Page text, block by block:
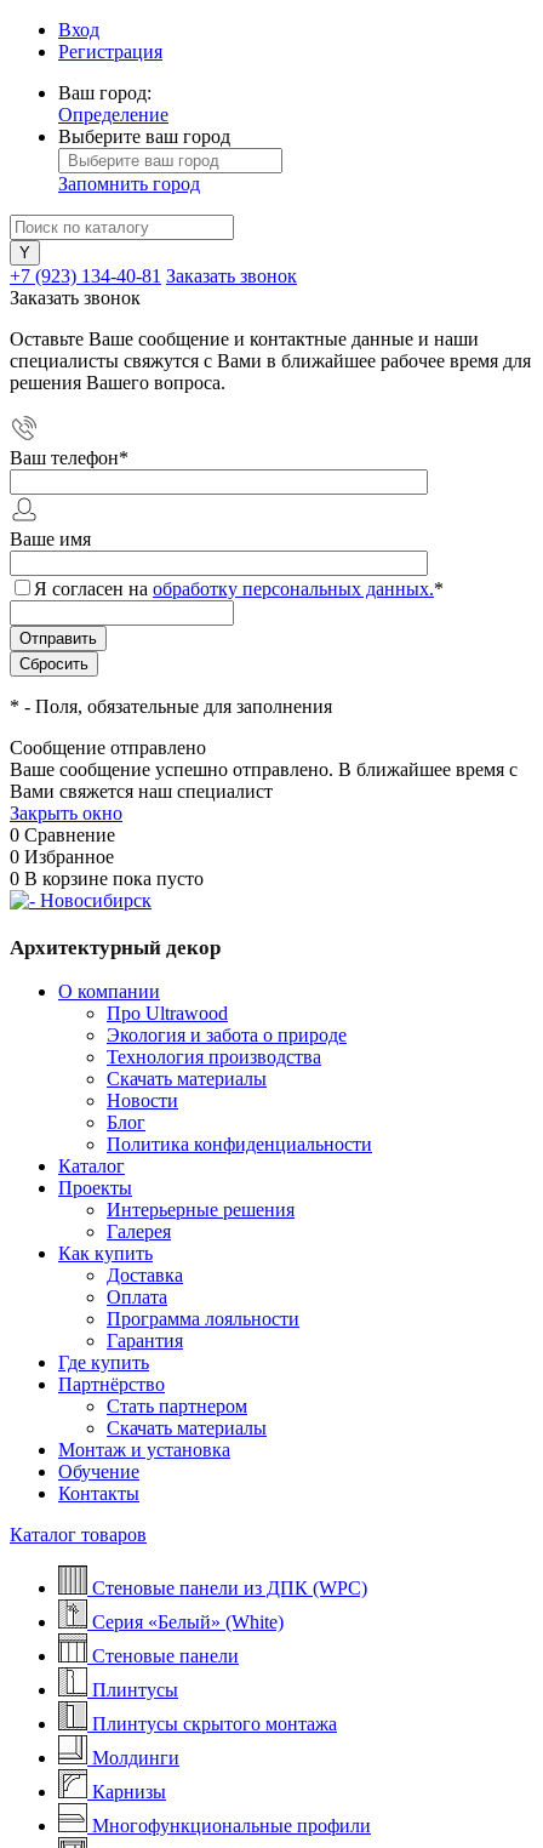
Вход
Регистрация
Ваш город:
Определение
Выберите ваш город
Запомнить город
+7 (923) 134-40-81 Заказать звонок
Заказать звонок
Оставьте Ваше сообщение и контактные данные и наши
специалисты свяжутся с Вами в ближайшее рабочее время для
решения Вашего вопроса.
Ваш телефон*
Ваше имя
Я согласен на обработку персональных данных.*
* - Поля, обязательные для заполнения
Сообщение отправлено
Ваше сообщение успешно отправлено. В ближайшее время с
Вами свяжется наш специалист
Закрыть окно
0 Сравнение
0 Избранное
0 В корзине пока пусто
Архитектурный декор
О компании
Про Ultrawood
Экология и забота о природе
Технология производства
Скачать материалы
Новости
Блог
Политика конфиденциальности
Каталог
Проекты
Интерьерные решения
Галерея
Как купить
Доставка
Оплата
Программа лояльности
Гарантия
Где купить
Партнёрство
Стать партнером
Скачать материалы
Монтаж и установка
Обучение
Контакты
Каталог товаров
Стеновые панели из ДПК (WPC)
Серия «Белый» (White)
Стеновые панели
Плинтусы
Плинтусы скрытого монтажа
Молдинги
Карнизы
Многофункциональные профили